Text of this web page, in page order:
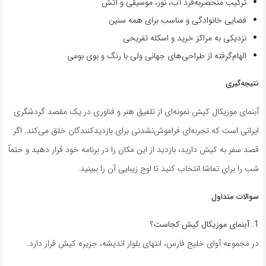
ترکیب منحصربه‌فرد آب، نور، موسیقی و آتش
فضایی خانوادگی و مناسب برای همه سنین
نزدیکی به مراکز خرید و اسکله تفریحی
الهام‌گرفته از طراحی‌های جهانی ولی با رنگ و بوی بومی
نتیجه‌گیری
آبنمای موزیکال کیش نمونه‌ای از تلفیق هنر و فناوری در یک مقصد گردشگری
ایرانی است که تجربه‌ای فراموش‌نشدنی برای بازدیدکنندگان خلق می‌کند. اگر
قصد سفر به کیش دارید، بازدید از این مکان را در برنامه خود قرار دهید و حتماً
شب را برای تماشا انتخاب کنید تا اوج زیبایی آن را ببینید.
سوالات متداول
1. آبنمای موزیکال کیش کجاست؟
در مجموعه آوای خلیج فارس، انتهای بلوار اندیشه، جزیره کیش قرار دارد.